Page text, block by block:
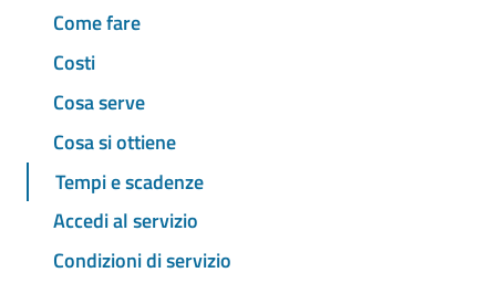
Come fare
Costi
Cosa serve
Cosa si ottiene
Tempi e scadenze
Accedi al servizio
Condizioni di servizio